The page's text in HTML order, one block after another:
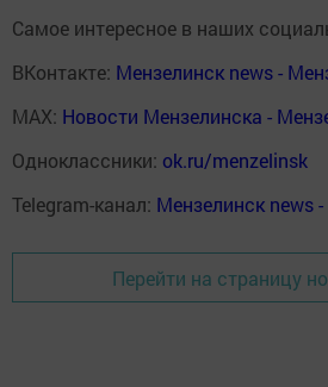
Самое интересное в наших
ВКонтакте: Мензелинск news -
MAX: Новости Мензелинска -
Одноклассники: ok.ru/menzelinsk
Telegram-канал: Мензелинск news
Перейти на страницу